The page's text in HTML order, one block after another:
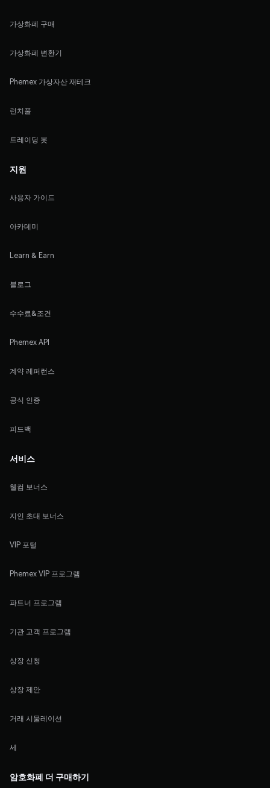
가상화폐 구매
가상화폐 변환기
Phemex 가상자산 재테크
런치풀
트레이딩 봇
지원
사용자 가이드
아카데미
Learn & Earn
블로그
수수료&조건
Phemex API
계약 레퍼런스
공식 인증
피드백
서비스
웰컴 보너스
지인 초대 보너스
VIP 포털
Phemex VIP 프로그램
파트너 프로그램
기관 고객 프로그램
상장 신청
상장 제안
거래 시물레이션
세
암호화폐 더 구매하기